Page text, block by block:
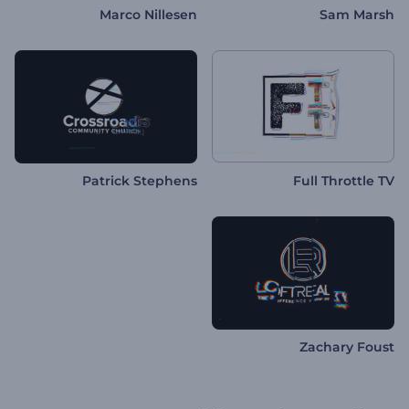
Sam Marsh
Marco Nillesen
Full Throttle TV
Patrick Stephens
Zachary Foust